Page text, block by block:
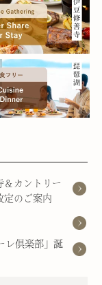
＆カントリー
のご案内
レ倶楽部」誕